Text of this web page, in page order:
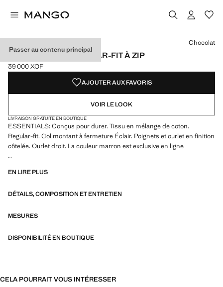
Passer au contenu principal
SWEAT COTON REGULAR-FIT À ZIP
Prix actuel [39 000 XOF ]
39 000 XOF
Choisissez une couleur
Couleur Blanc cassé
Couleur Bleu nuit
Couleur Gris glacé
Couleur Chocolat sélectionnée
Chocolat
AJOUTER AUX FAVORIS
VOIR LE LOOK
LIVRAISON GRATUITE EN BOUTIQUE
ESSENTIALS: Conçus pour durer. Tissu en mélange de coton.
Regular-fit. Col montant à fermeture Éclair. Poignets et ourlet en finition
côtelée. Ourlet droit. La couleur marron est exclusive en ligne
calidad añadiendo nuevas pruebas de resistencia a nuestras prendas.
más durables, versátiles y atemporales
EN LIRE PLUS
DÉTAILS, COMPOSITION ET ENTRETIEN
MESURES
DISPONIBILITÉ EN BOUTIQUE
CELA POURRAIT VOUS INTÉRESSER